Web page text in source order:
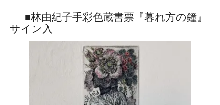
■林由紀子手彩色蔵書票『暮れ方の鐘』
サイン入